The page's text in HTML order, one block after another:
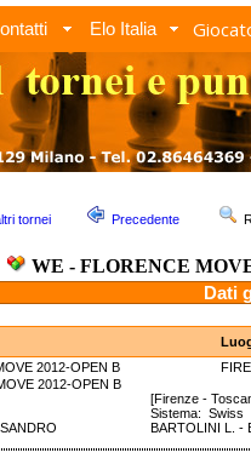
Elo Italia
tornei Precedente
WE - FLORENCE
Dati
2012-OPEN B
MOVE 2012-OPEN B
[Firenze -
Sistema:
BARTOLINI L. -